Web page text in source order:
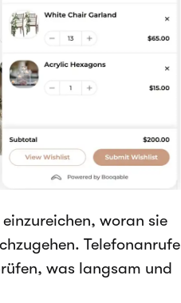
woran sie
Telefonanrufe
was langsam und